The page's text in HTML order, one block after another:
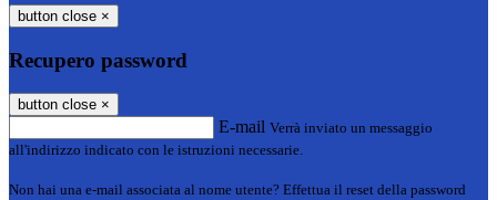
button close ×
Recupero password
button close ×
E-mail Verrà inviato un messaggio
all'indirizzo indicato con le istruzioni necessarie.
Non hai una e-mail associata al nome utente? Effettua il reset della password